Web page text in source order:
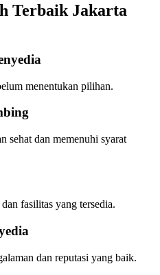
Terbaik Jakarta
menentukan pilihan.
sehat dan memenuhi syarat
fasilitas yang tersedia.
dan reputasi yang baik.